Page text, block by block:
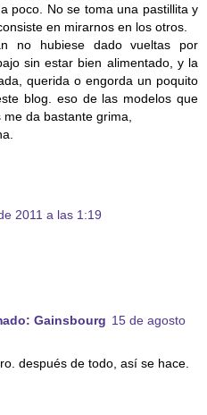
poco. No se toma una pastillita y
en mirarnos en los otros.
no hubiese dado vueltas por
sin estar bien alimentado, y la
querida o engorda un poquito
blog. eso de las modelos que
da bastante grima,
2011 a las 1:19
Gainsbourg 15 de agosto
después de todo, así se hace.